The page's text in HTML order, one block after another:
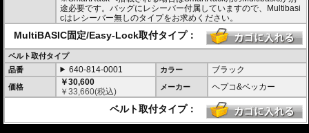
・サイドにあしらわれたトライアングルデザインは安全性を高めるリフレクタ
・バッグの開閉ロックやバッグの車体へのロックなど様々なセキュリティオプ
ションの使用が可能。
・大容量 11-15L。
・耐荷重 5Kg
・サイズ H x W x D : 約20-26 x 29 x 36 cm
・重さ 約1kg
途必要です。バッグにレシーバー付属していますので、Multibasi
cはレシーバー無しのタイプをお求めください。
MultiBASIC固定/Easy-Lock取付タイプ：
ベルト取付タイプ
品番
640-814-0001 カラー ブラック
価格
￥30,600
￥33,660(税込) メーカー ヘプコ&ベッカー
ベルト取付タイプ：